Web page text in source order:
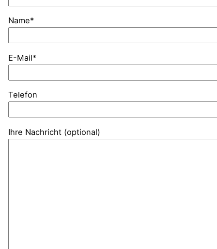
Name*
E-Mail*
Telefon
Ihre Nachricht (optional)